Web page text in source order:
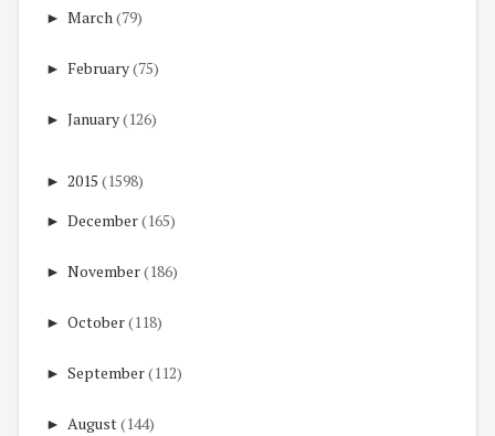
► March (79)
► February(75)
► January(126)
► 2015 (1598)
► December(165)
► November(186)
► October(118)
► September(112)
► August(144)